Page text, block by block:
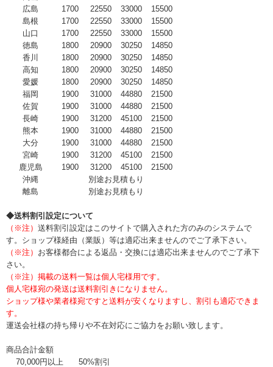
広島
1700 22550 33000
15500
島根
1700 22550 33000
15500
山口
1700 22550 33000
15500
徳島
1800 20900 30250
14850
香川
1800 20900 30250
14850
高知
1800 20900 30250
14850
愛媛
1800 20900 30250
14850
福岡
1900 31000 44880
21500
佐賀
1900 31000 44880
21500
長崎
1900 31200 45100
21500
熊本
1900 31000 44880
21500
大分
1900 31000 44880
21500
宮崎
1900 31200 45100
21500
鹿児島
1900 31200 45100
21500
沖縄
別途お見積もり
離島
別途お見積もり
◆送料割引設定について
（※注） 送料割引設定はこのサイトで購入された方のみのシステムで
す。ショップ様経由（業販）等は適応出来ませんのでご了承下さい。
（※注） お客様都合による返品・交換には適応出来ませんのでご了承下
さい。
（※注）掲載の送料一覧は個人宅様用です。
個人宅様宛の発送は送料割引きになりません。
ショップ様や業者様宛ですと送料が安くなりますし、割引も適応できま
す。
運送会社様の持ち帰りや不在対応にご協力をお願い致します。
商品合計金額
70,000円以上
50%割引